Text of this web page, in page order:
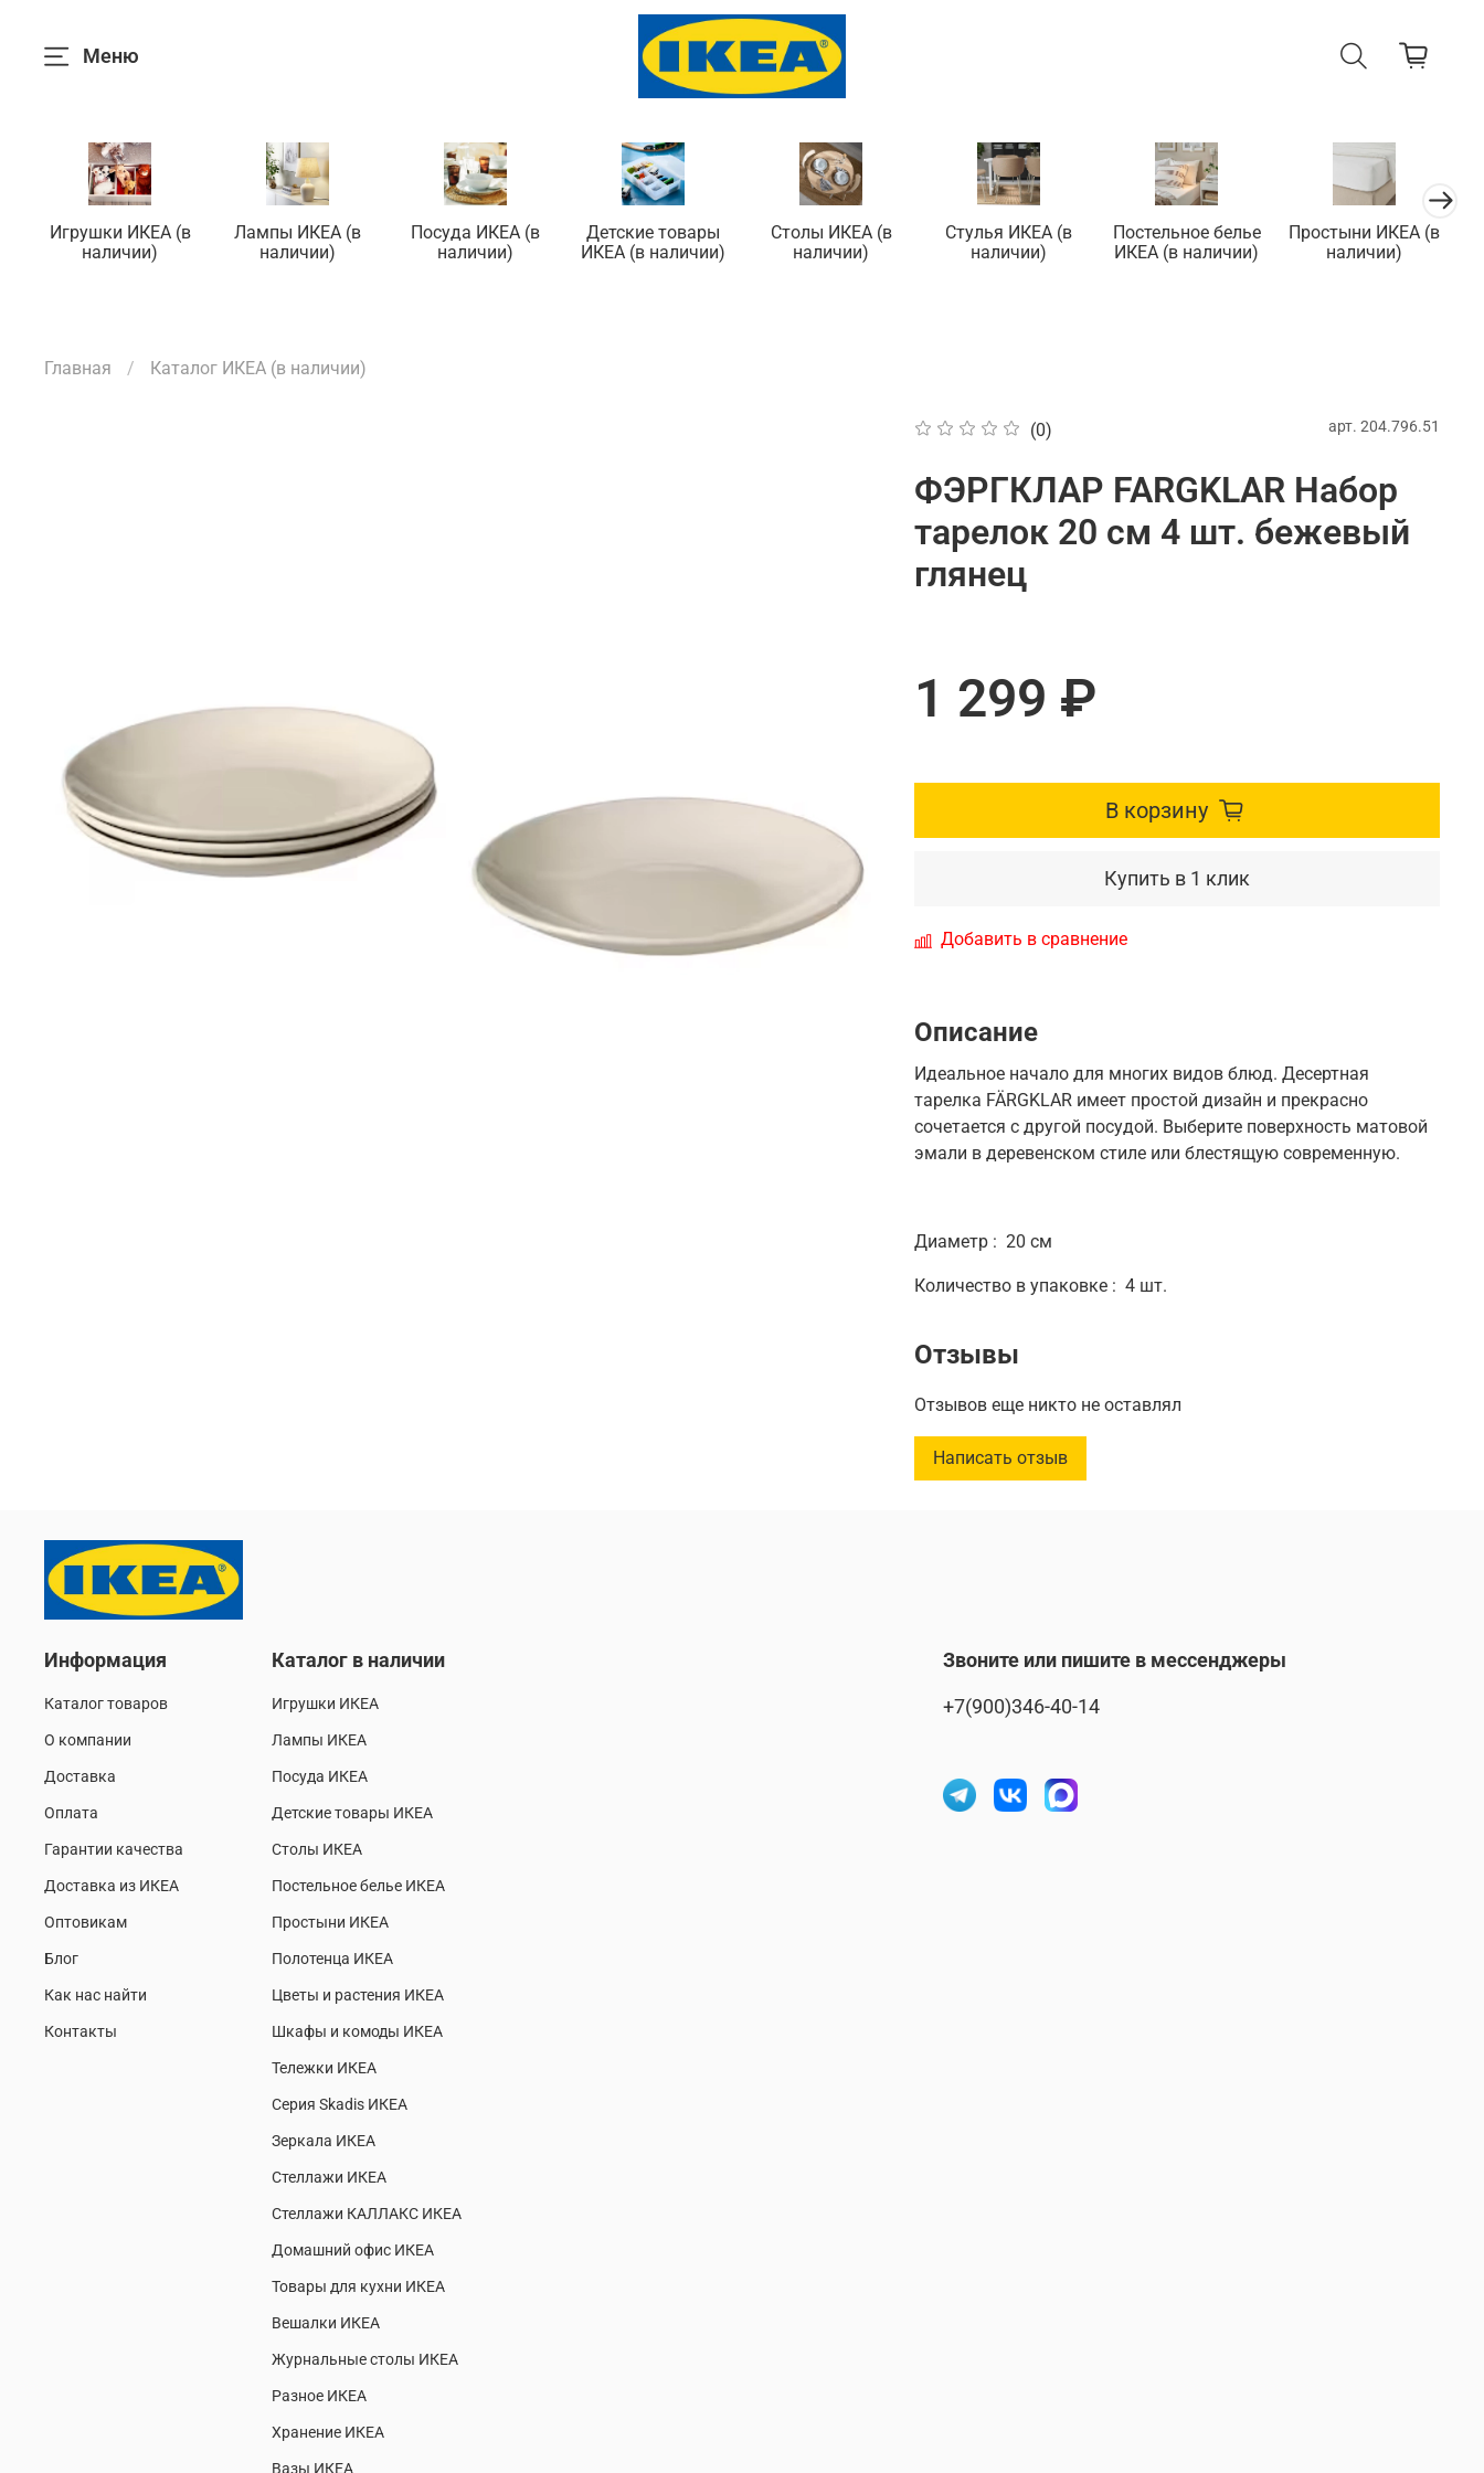
Меню
Игрушки ИКЕА (в
наличии)
Лампы ИКЕА (в
наличии)
Посуда ИКЕА (в
наличии)
Детские товары
ИКЕА (в наличии)
Столы ИКЕА (в
наличии)
Стулья ИКЕА (в
наличии)
Постельное белье
ИКЕА (в наличии)
Простыни ИКЕА (в
наличии)
Главная Каталог ИКЕА (в наличии)
(0) арт. 204.796.51
ФЭРГКЛАР FARGKLAR Набор
тарелок 20 см 4 шт. бежевый
глянец
1 299 ₽
В корзину
Купить в 1 клик
Добавить в сравнение
Описание
Идеальное начало для многих видов блюд.Десертная
тарелка FÄRGKLAR имеет простой дизайн и прекрасно
сочетается с другой посудой. Выберите поверхность матовой
эмали в деревенском стиле или блестящую современную.
Диаметр : 20 см
Количество в упаковке : 4 шт.
Отзывы
Отзывов еще никто не оставлял
Написать отзыв
Информация
Каталог товаров
О компании
Доставка
Оплата
Гарантии качества
Доставка из ИКЕА
Оптовикам
Блог
Как нас найти
Контакты
Каталог в наличии
Игрушки ИКЕА
Лампы ИКЕА
Посуда ИКЕА
Детские товары ИКЕА
Столы ИКЕА
Постельное белье ИКЕА
Простыни ИКЕА
Полотенца ИКЕА
Цветы и растения ИКЕА
Шкафы и комоды ИКЕА
Тележки ИКЕА
Серия Skadis ИКЕА
Зеркала ИКЕА
Стеллажи ИКЕА
Стеллажи КАЛЛАКС ИКЕА
Домашний офис ИКЕА
Товары для кухни ИКЕА
Вешалки ИКЕА
Журнальные столы ИКЕА
Разное ИКЕА
Хранение ИКЕА
Звоните или пишите в мессенджеры
+7(900)346-40-14